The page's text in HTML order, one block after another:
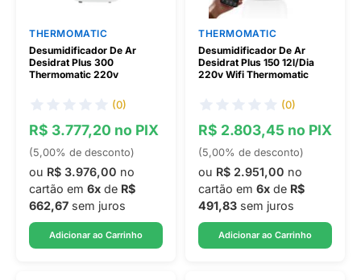
THERMOMATIC
Desumidificador De Ar
Desidrat Plus 300
Thermomatic 220v
(0)
R$ 3.777,20 no PIX
(5,00% de desconto)
ou R$ 3.976,00 no
cartão em 6x de R$
662,67 sem juros
Adicionar ao Carrinho
THERMOMATIC
Desumidificador De Ar
Desidrat Plus 150 12l/Dia
220v Wifi Thermomatic
(0)
R$ 2.803,45 no PIX
(5,00% de desconto)
ou R$ 2.951,00 no
cartão em 6x de R$
491,83 sem juros
Adicionar ao Carrinho